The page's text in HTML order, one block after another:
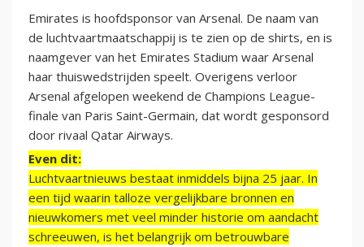
Emirates is hoofdsponsor van Arsenal. De naam van
de luchtvaartmaatschappij is te zien op de shirts, en is
naamgever van het Emirates Stadium waar Arsenal
haar thuiswedstrijden speelt. Overigens verloor
Arsenal afgelopen weekend de Champions League-
finale van Paris Saint-Germain, dat wordt gesponsord
door rivaal Qatar Airways.
Even dit:
Luchtvaartnieuws bestaat inmiddels bijna 25 jaar. In
een tijd waarin talloze vergelijkbare bronnen en
nieuwkomers met veel minder historie om aandacht
schreeuwen, is het belangrijk om betrouwbare